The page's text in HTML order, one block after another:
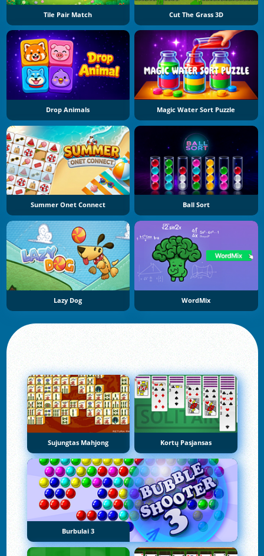
Tile Pair Match Cut The Grass 3D
Drop Animals Magic Water Sort Puzzle
Summer Onet Connect Ball Sort
Lazy Dog WordMix
Sujungtas Mahjong Kortų Pasjansas
Burbulai 3